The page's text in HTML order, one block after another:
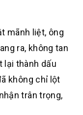
mãnh liệt, ông
ra, không tan
lại thành dấu
không chỉ lột
trân trọng,